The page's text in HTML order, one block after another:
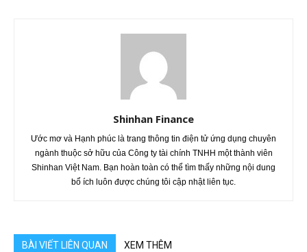
Shinhan Finance
Ước mơ và Hạnh phúc là trang thông tin điện tử ứng dụng chuyên
ngành thuộc sở hữu của Công ty tài chính TNHH một thành viên
Shinhan Việt Nam. Bạn hoàn toàn có thể tìm thấy những nội dung
bổ ích luôn được chúng tôi cập nhật liên tục.
BÀI VIẾT LIÊN QUAN XEM THÊM